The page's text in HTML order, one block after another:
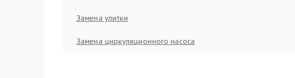
Замена улитки
Замена циркуляционного насоса